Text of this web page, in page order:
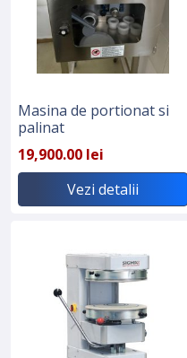
Masina de portionat si
palinat
19,900.00 lei
Vezi detalii